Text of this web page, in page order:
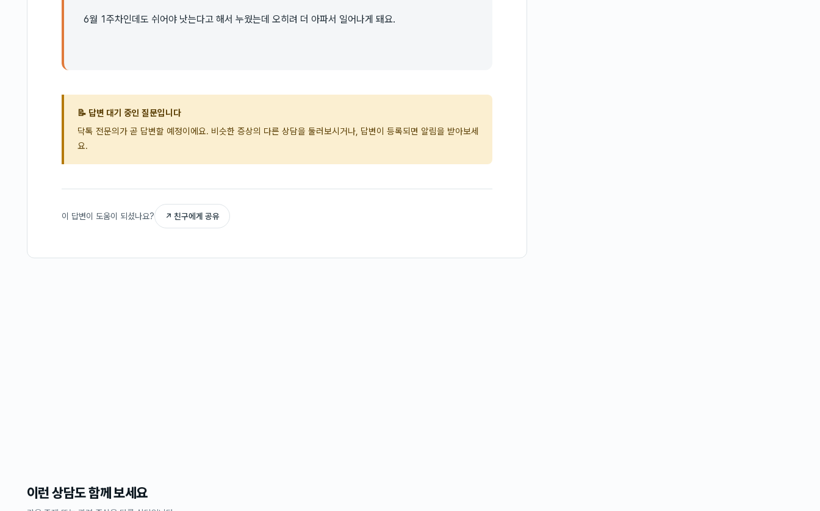
6월 1주차인데도 쉬어야 낫는다고 해서 누웠는데 오히려 더 아파서 일어나게 돼요.
📝 답변 대기 중인 질문입니다
닥톡 전문의가 곧 답변할 예정이에요. 비슷한 증상의 다른 상담을 둘러보시거나, 답변이 등록되면 알림을 받아보세
요.
이 답변이 도움이 되셨나요? ↗ 친구에게 공유
이런 상담도 함께 보세요